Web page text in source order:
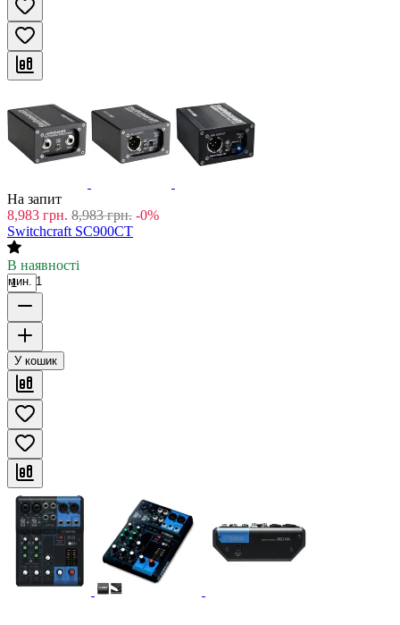
На запит
8,983 грн. 8,983 грн. -0%
Switchcraft SC900CT
В наявності
мин. 1
У кошик